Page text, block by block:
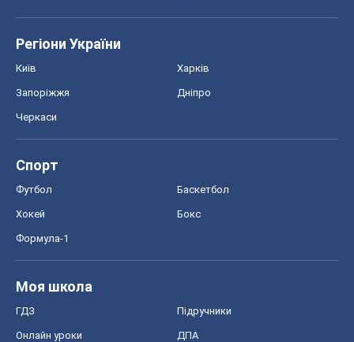
Регіони України
Київ Харків
Запоріжжя Дніпро
Черкаси
Спорт
Футбол Баскетбол
Хокей Бокс
Формула-1
Моя школа
ГДЗ Підручники
Онлайн уроки ДПА